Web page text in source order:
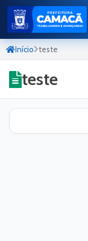
Início teste
teste